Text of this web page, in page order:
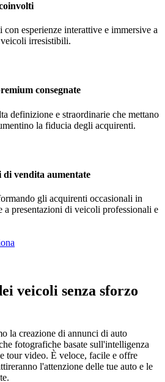
esperienze interattive e immersive a
irresistibili.
consegnate
definizione e straordinarie che mettano
la fiducia degli acquirenti.
di vendita aumentate
gli acquirenti occasionali in
a presentazioni di veicoli professionali e
veicoli senza sforzo
la creazione di annunci di auto
fotografiche basate sull'intelligenza
tour video. È veloce, facile e offre
l'attenzione delle tue auto e le